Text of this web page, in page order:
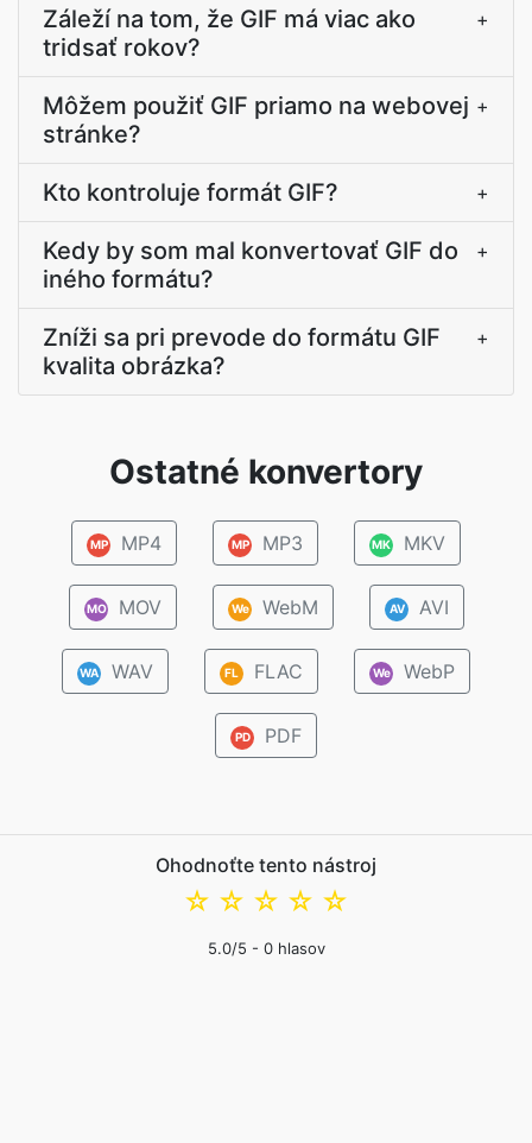
Záleží na tom, že GIF má viac ako
tridsať rokov?
+
Môžem použiť GIF priamo na webovej
stránke?
+
Kto kontroluje formát GIF? +
Kedy by som mal konvertovať GIF do
iného formátu?
+
Zníži sa pri prevode do formátu GIF
kvalita obrázka?
+
Ostatné konvertory
MP MP4 MP MP3 MK MKV
MO MOV We WebM AV AVI
WA WAV FL FLAC We WebP
PD PDF
Ohodnoťte tento nástroj
☆
☆
☆
☆
☆
5.0/5 - 0hlasov